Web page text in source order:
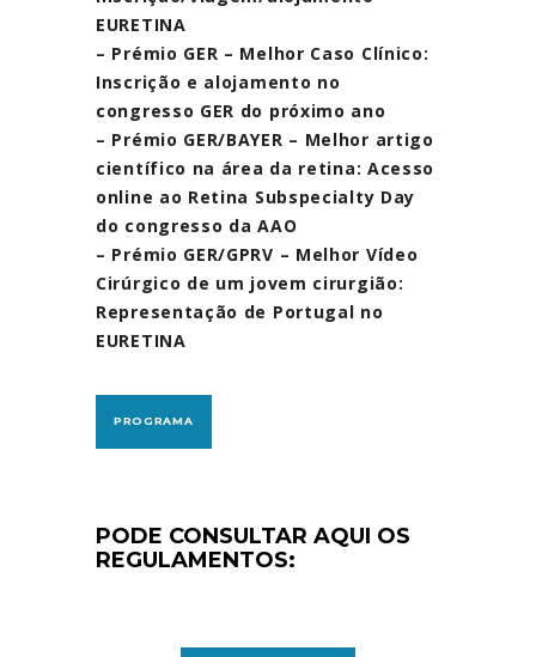
EURETINA
– Prémio GER – Melhor Caso Clínico:
Inscrição e alojamento no
congresso GER do próximo ano
– Prémio GER/BAYER – Melhor artigo
científico na área da retina: Acesso
online ao Retina Subspecialty Day
do congresso da AAO
– Prémio GER/GPRV – Melhor Vídeo
Cirúrgico de um jovem cirurgião:
Representação de Portugal no
EURETINA
PROGRAMA
PODE CONSULTAR AQUI OS
REGULAMENTOS: